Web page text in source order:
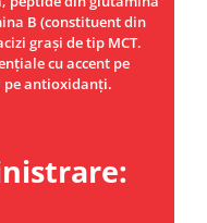
B (constituent din
grași de tip MCT.
cu accent pe
pe antioxidanți.